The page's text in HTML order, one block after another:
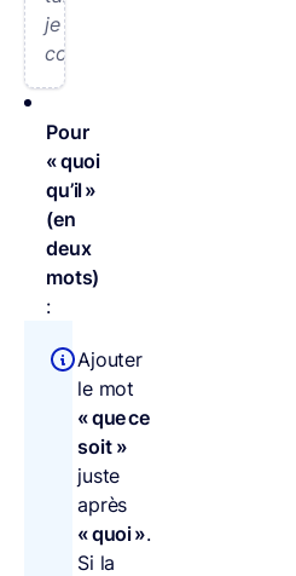
je
continue ».
Pour
« quoi
qu’il »
(en
deux
mots)
:
Ajouter
le mot
« que ce
soit »
juste
après
« quoi ».
Si la